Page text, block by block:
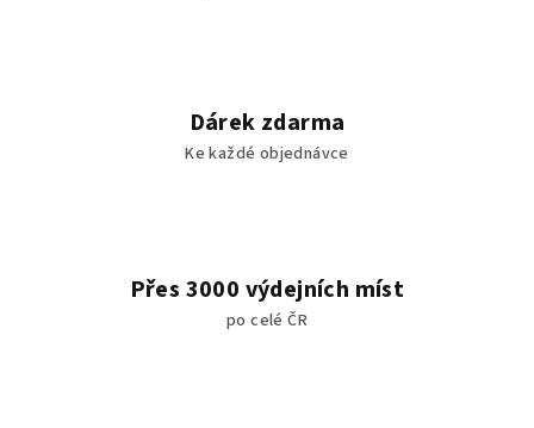
Dárek zdarma
Ke každé objednávce
Přes 3000 výdejních míst
po celé ČR